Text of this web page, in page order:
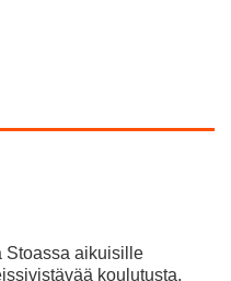
Stoassa aikuisille
koulutusta.